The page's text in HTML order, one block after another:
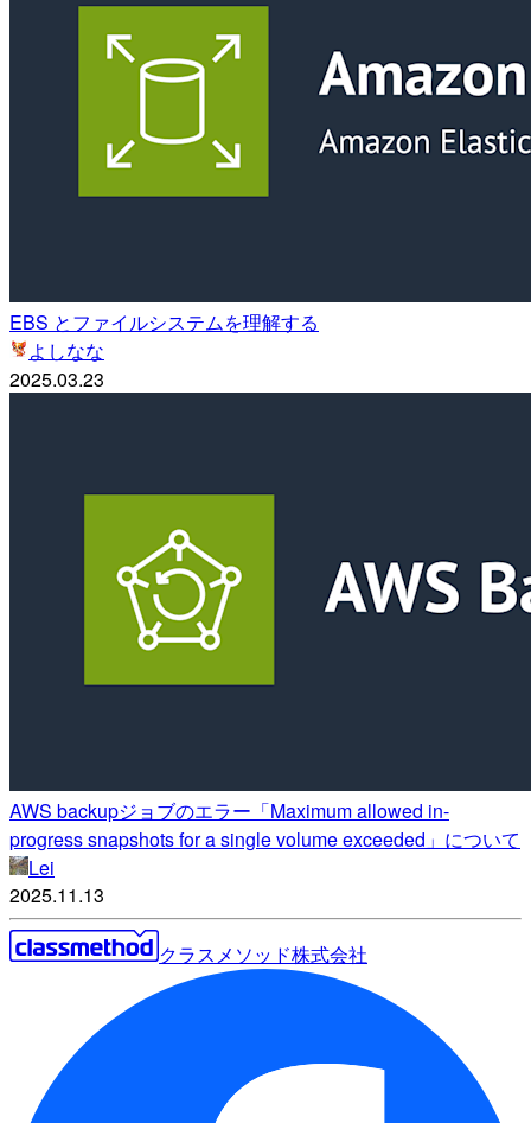
EBS とファイルシステムを理解する
よしなな
2025.03.23
AWS backupジョブのエラー「Maximum allowed in-
progress snapshots for a single volume exceeded」について
Lei
2025.11.13
クラスメソッド株式会社